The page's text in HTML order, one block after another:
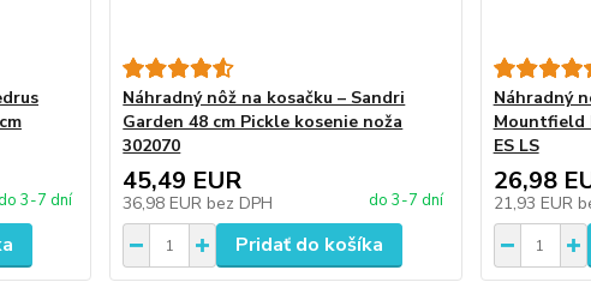
3-7 dní
Náhradný nôž na kosačku – Sandri
Garden 48 cm Pickle kosenie noža
302070
45,49 EUR
36,98 EUR bez DPH do 3-7 dní
Pridať do košíka
Náhradný
Mountfield
ES LS
26,98
21,93 EUR